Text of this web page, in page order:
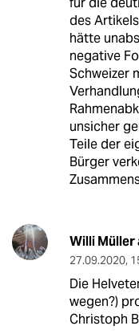
des
hätte
negative
Schweizer
unsicher
Teile der
Bürger
Willi Müller
27.09.2020,
Die
wegen?)
Christoph